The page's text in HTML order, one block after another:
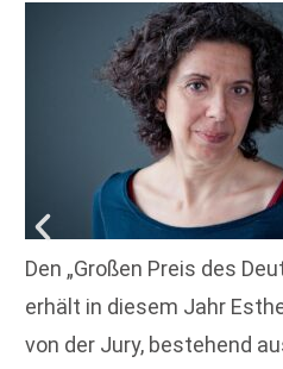
Den „Großen Preis des
erhält in diesem Jahr
von der Jury, bestehend